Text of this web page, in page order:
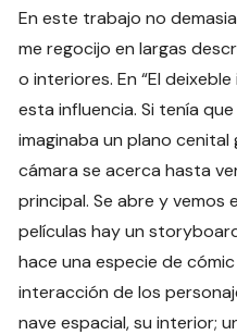
En este trabajo no
me regocijo en largas
o interiores. En “El
esta influencia. Si tenía
imaginaba un plano cenital
cámara se acerca hasta
principal. Se abre y vemos
películas hay un
hace una especie de
interacción de los
nave espacial, su interior;